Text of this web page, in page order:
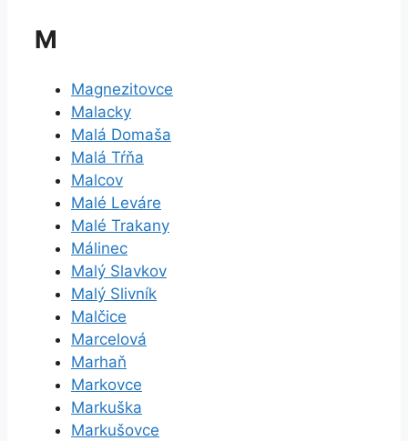
M
Magnezitovce
Malacky
Malá Domaša
Malá Tŕňa
Malcov
Malé Leváre
Malé Trakany
Málinec
Malý Slavkov
Malý Slivník
Malčice
Marcelová
Marhaň
Markovce
Markuška
Markušovce